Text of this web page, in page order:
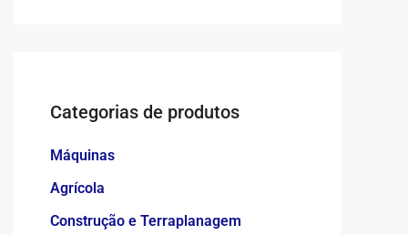
Categorias de produtos
Máquinas
Agrícola
Construção e Terraplanagem